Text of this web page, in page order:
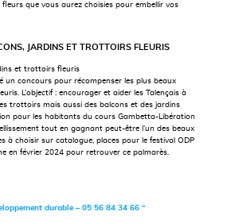
que vous aurez choisies pour embellir vos
JARDINS ET TROTTOIRS FLEURIS
et trottoirs fleuris
un concours pour récompenser les plus beaux
L’objectif : encourager et aider les Talençais à
trottoirs mais aussi des balcons et des jardins
pour les habitants du cours Gambetta-Libération
tout en gagnant peut-être l’un des beaux
à choisir sur catalogue, places pour le festival ODP
en février 2024 pour retrouver ce palmarès.
durable – 05 56 84 34 66 “